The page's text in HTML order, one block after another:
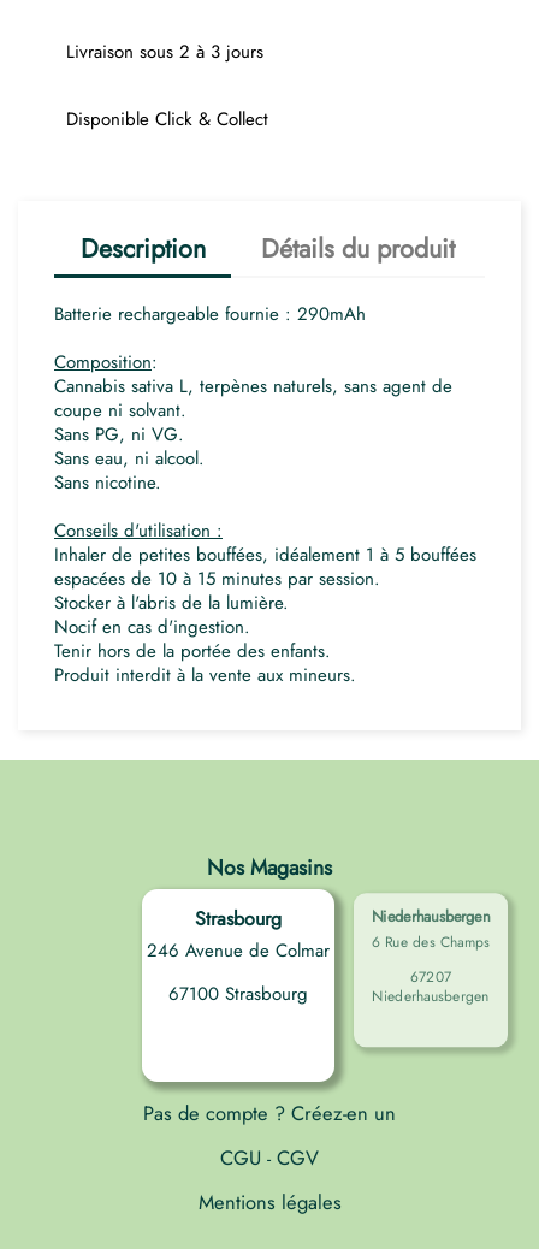
Livraison sous 2 à 3 jours
Disponible Click & Collect
Description Détails du produit
Batterie rechargeable fournie : 290mAh
Composition:
Cannabis sativa L, terpènes naturels, sans agent de
coupe ni solvant.
Sans PG, ni VG.
Sans eau, ni alcool.
Sans nicotine.
Conseils d'utilisation :
Inhaler de petites bouffées, idéalement 1 à 5 bouffées
espacées de 10 à 15 minutes par session.
Stocker à l'abris de la lumière.
Nocif en cas d'ingestion.
Tenir hors de la portée des enfants.
Produit interdit à la vente aux mineurs.
Nos Magasins
Strasbourg
246 Avenue de Colmar
67100 Strasbourg
Niederhausbergen
6 Rue des Champs
67207
Niederhausbergen
Pas de compte ? Créez-en un
CGU - CGV
Mentions légales